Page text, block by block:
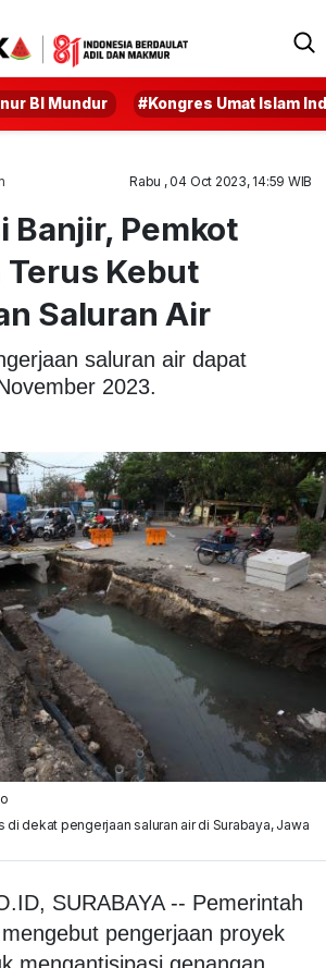
BI Mundur #Kongres Umat Islam
Rabu , 04 Oct 2023, 14:59 WIB
Banjir, Pemkot
Terus Kebut
Saluran Air
saluran air dapat
2023.
di dekat pengerjaan saluran air di Surabaya, Jawa
SURABAYA -- Pemerintah
pengerjaan proyek